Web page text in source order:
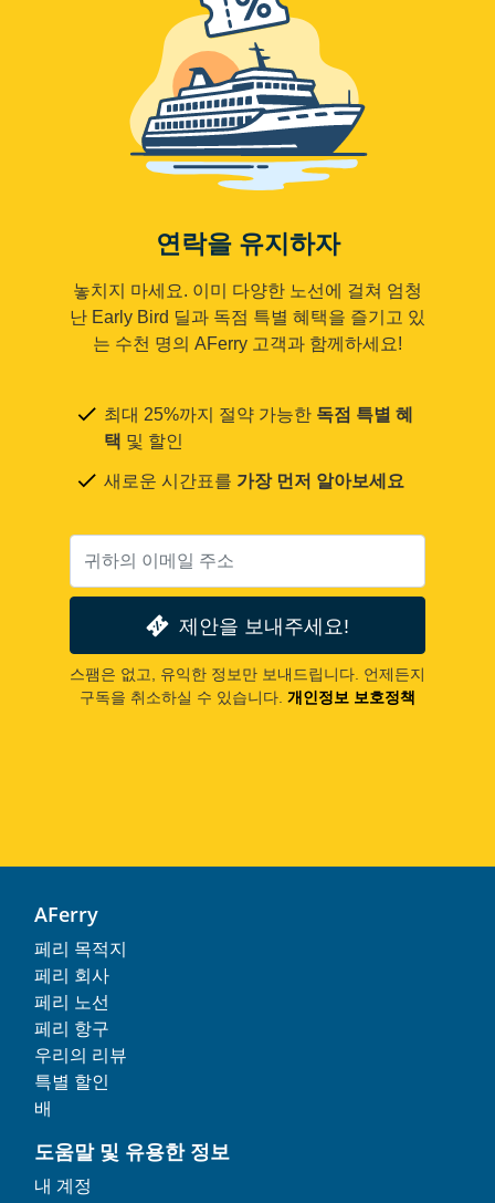
연락을 유지하자
놓치지 마세요. 이미 다양한 노선에 걸쳐 엄청
난 Early Bird 딜과 독점 특별 혜택을 즐기고 있
는 수천 명의 AFerry 고객과 함께하세요!
최대 25%까지 절약 가능한 독점 특별 혜
택 및 할인
새로운 시간표를 가장 먼저 알아보세요
제안을 보내주세요!
스팸은 없고, 유익한 정보만 보내드립니다. 언제든지
구독을 취소하실 수 있습니다. 개인정보 보호정책
AFerry
페리 목적지
페리 회사
페리 노선
페리 항구
우리의 리뷰
특별 할인
배
도움말 및 유용한 정보
내 계정